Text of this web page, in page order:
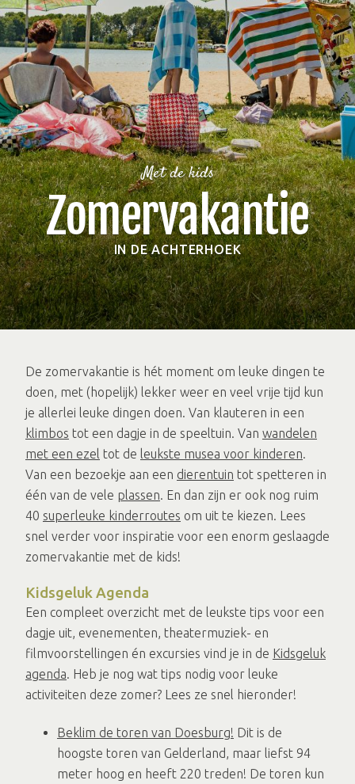
Met de kids
Zomervakantie
IN DE ACHTERHOEK
De zomervakantie is hét moment om leuke dingen te
doen, met (hopelijk) lekker weer en veel vrije tijd kun
je allerlei leuke dingen doen. Van klauteren in een
klimbos tot een dagje in de speeltuin. Van wandelen
met een ezel tot de leukste musea voor kinderen.
Van een bezoekje aan een dierentuin tot spetteren in
één van de vele plassen. En dan zijn er ook nog ruim
40 superleuke kinderroutes om uit te kiezen. Lees
snel verder voor inspiratie voor een enorm geslaagde
zomervakantie met de kids!
Kidsgeluk Agenda
Een compleet overzicht met de leukste tips voor een
dagje uit, evenementen, theatermuziek- en
filmvoorstellingen én excursies vind je in de Kidsgeluk
agenda. Heb je nog wat tips nodig voor leuke
activiteiten deze zomer? Lees ze snel hieronder!
Beklim de toren van Doesburg! Dit is de
hoogste toren van Gelderland, maar liefst 94
meter hoog en heeft 220 treden! De toren kun